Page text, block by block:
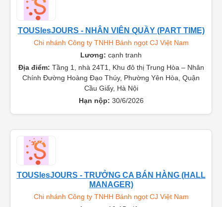
TOUSlesJOURS - NHÂN VIÊN QUẦY (PART TIME)
Chi nhánh Công ty TNHH Bánh ngọt CJ Việt Nam
Lương: cạnh tranh
Địa điểm: Tầng 1, nhà 24T1, Khu đô thị Trung Hòa – Nhân
Chính Đường Hoàng Đạo Thúy, Phường Yên Hòa, Quận
Cầu Giấy, Hà Nội
Hạn nộp: 30/6/2026
TOUSlesJOURS - TRƯỞNG CA BÁN HÀNG (HALL
MANAGER)
Chi nhánh Công ty TNHH Bánh ngọt CJ Việt Nam